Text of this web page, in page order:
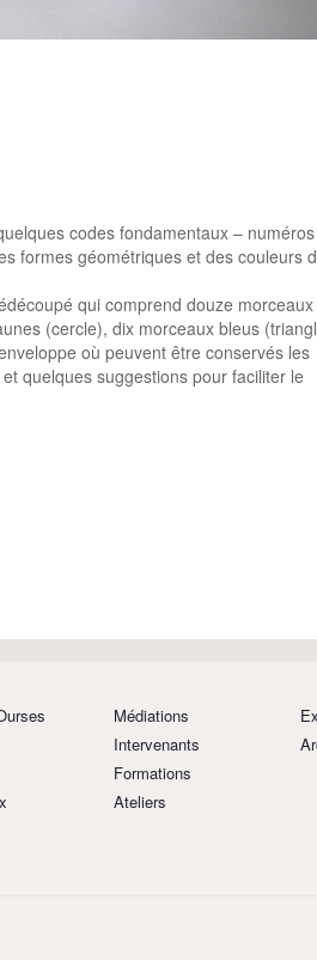
codes fondamentaux –
formes géométriques et des couleurs
qui comprend douze morceaux
(cercle), dix morceaux bleus
où peuvent être conservés les
quelques suggestions pour faciliter le
Médiations
Intervenants
Formations
Ateliers